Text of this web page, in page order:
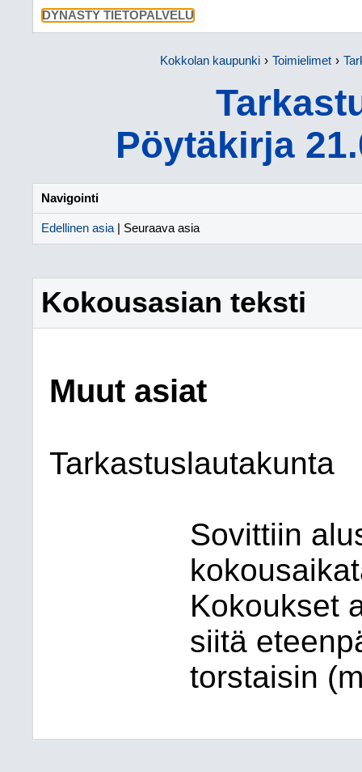
DYNASTY TIETOPALVELU
Kokkolan kaupunki Toimielimet
Pöytäkirja
Navigointi
Edellinen asia | Seuraava asia
Kokousasian teksti
Muut asiat
Tarkastuslautakunta
Sovittiin
Kokoukset
siitä
torstaisin